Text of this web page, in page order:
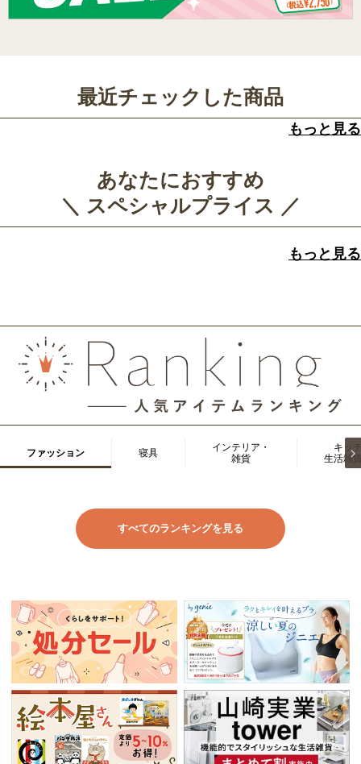
最近チェックした商品
もっと見る
あなたにおすすめ
＼ スペシャルプライス ／
もっと見る
ファッション 寝具
インテリア・
雑貨
キッ
生活雑
すべてのランキングを見る